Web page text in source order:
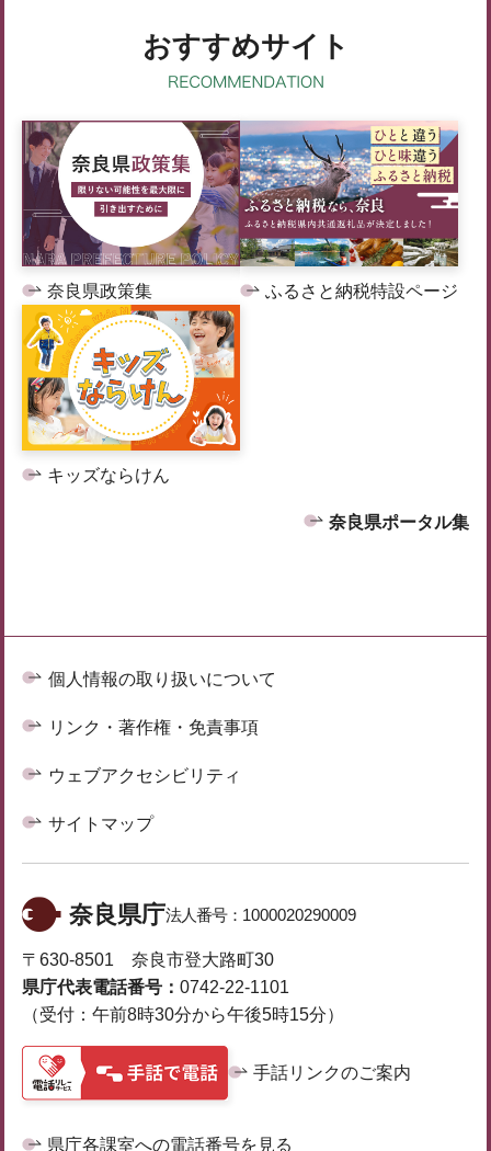
おすすめサイト
奈良県政策集 ふるさと納税特設ページ
キッズならけん
奈良県ポータル集
個人情報の取り扱いについて
リンク・著作権・免責事項
ウェブアクセシビリティ
サイトマップ
奈良県庁法人番号： 1000020290009
〒630-8501 奈良市登大路町30
県庁代表電話番号： 0742-22-1101
（受付：午前8時30分から午後5時15分）
手話リンクのご案内
県庁各課室への電話番号を見る